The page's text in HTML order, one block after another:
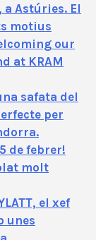
Astúries. El
motius
our
at KRAM
safata del
per
de febrer!
molt
el xef
unes